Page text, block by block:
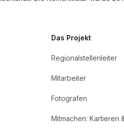
Das Projekt
Regionalstellenleiter
Mitarbeiter
Fotografen
Mitmachen: Kartieren